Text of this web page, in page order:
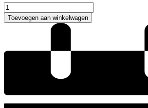
Immediate
25105A-
71
Toevoegen aan winkelwagen